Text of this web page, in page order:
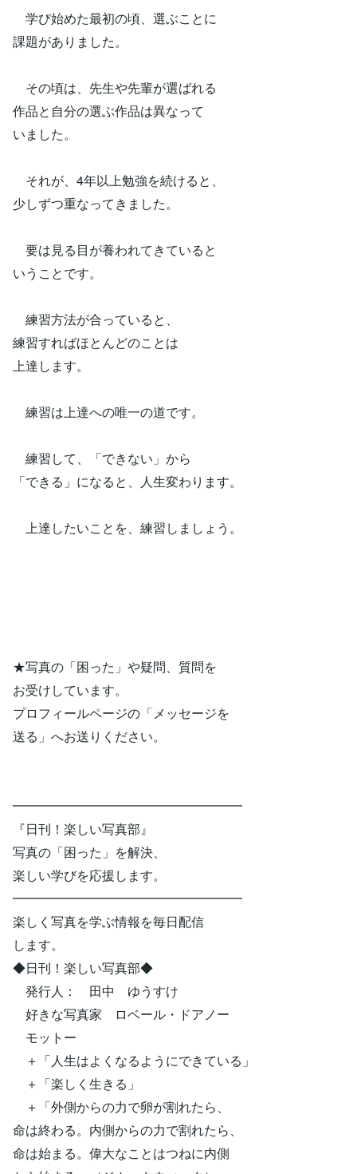
学び始めた最初の頃、選ぶことに
課題がありました。
その頃は、先生や先輩が選ばれる
作品と自分の選ぶ作品は異なって
いました。
それが、4年以上勉強を続けると、
少しずつ重なってきました。
要は見る目が養われてきていると
いうことです。
練習方法が合っていると、
練習すればほとんどのことは
上達します。
練習は上達への唯一の道です。
練習して、「できない」から
「できる」になると、人生変わります。
上達したいことを、練習しましょう。
★写真の「困った」や疑問、質問を
お受けしています。
プロフィールページの「メッセージを
送る」へお送りください。
━━━━━━━━━━━━━━━━━━
『日刊！楽しい写真部』
写真の「困った」を解決、
楽しい学びを応援します。
━━━━━━━━━━━━━━━━━━
楽しく写真を学ぶ情報を毎日配信
します。
◆日刊！楽しい写真部◆
発行人： 田中 ゆうすけ
好きな写真家 ロベール・ドアノー
モットー
＋「人生はよくなるようにできている」
＋「楽しく生きる」
＋「外側からの力で卵が割れたら、
命は終わる。内側からの力で割れたら、
命は始まる。偉大なことはつねに内側